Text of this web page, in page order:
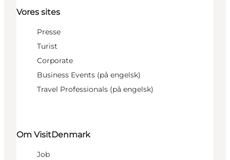
Vores sites
Presse
Turist
Corporate
Business Events (på engelsk)
Travel Professionals (på engelsk)
Om VisitDenmark
Job